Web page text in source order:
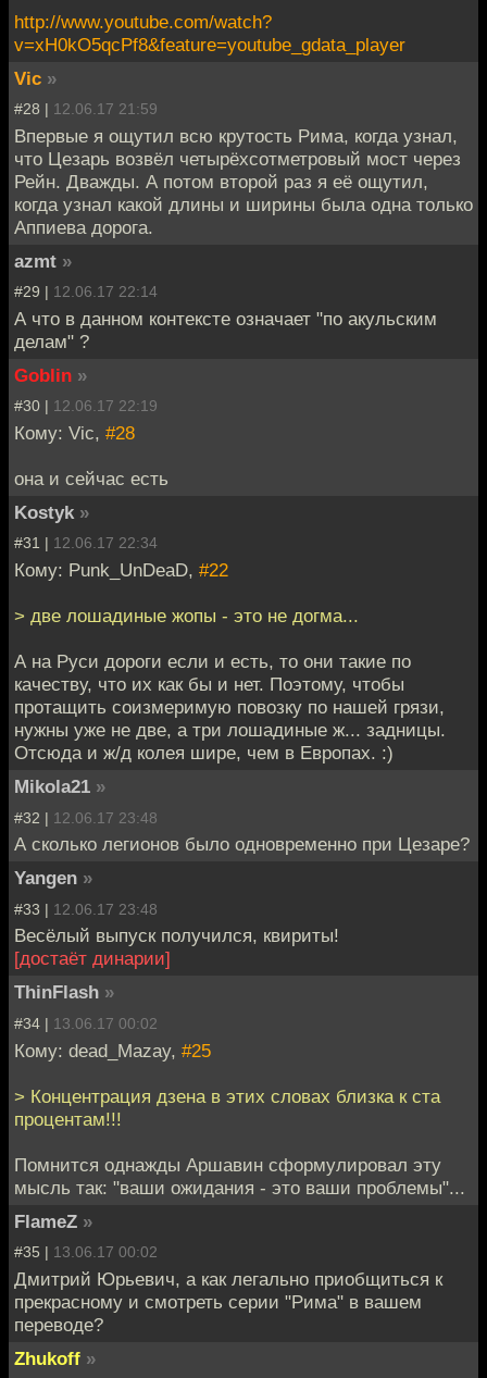
http://www.youtube.com/watch?
v=xH0kO5qcPf8&feature=youtube_gdata_player
Vic »
#28 | 12.06.17 21:59
Впервые я ощутил всю крутость Рима, когда узнал,
что Цезарь возвёл четырёхсотметровый мост через
Рейн. Дважды. А потом второй раз я её ощутил,
когда узнал какой длины и ширины была одна только
Аппиева дорога.
azmt »
#29 | 12.06.17 22:14
А что в данном контексте означает "по акульским
делам" ?
Goblin »
#30 | 12.06.17 22:19
Кому: Vic, #28
она и сейчас есть
Kostyk »
#31 | 12.06.17 22:34
Кому: Punk_UnDeaD, #22
> две лошадиные жопы - это не догма...
А на Руси дороги если и есть, то они такие по
качеству, что их как бы и нет. Поэтому, чтобы
протащить соизмеримую повозку по нашей грязи,
нужны уже не две, а три лошадиные ж... задницы.
Отсюда и ж/д колея шире, чем в Европах. :)
Mikola21 »
#32 | 12.06.17 23:48
А сколько легионов было одновременно при Цезаре?
Yangen »
#33 | 12.06.17 23:48
Весёлый выпуск получился, квириты!
[достаёт динарии]
ThinFlash »
#34 | 13.06.17 00:02
Кому: dead_Mazay, #25
> Концентрация дзена в этих словах близка к ста
процентам!!!
Помнится однажды Аршавин сформулировал эту
мысль так: "ваши ожидания - это ваши проблемы"...
FlameZ »
#35 | 13.06.17 00:02
Дмитрий Юрьевич, а как легально приобщиться к
прекрасному и смотреть серии "Рима" в вашем
переводе?
Zhukoff »